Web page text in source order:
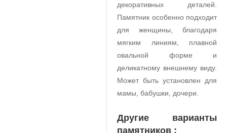
декоративных деталей.
Памятник особенно подходит
для женщины, благодаря
мягким линиям, плавной
овальной форме и
деликатному внешнему виду.
Может быть установлен для
мамы, бабушки, дочери.
Другие варианты
памятников :